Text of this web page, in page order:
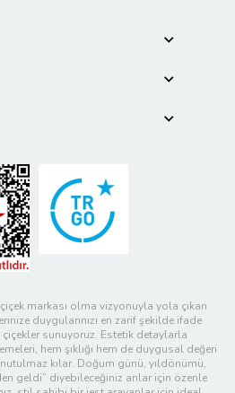
markası olma vizyonuyla yola çıkan
duygularınızı en zarif şekilde ifade
sunuyoruz. Estetik detaylarla
hem şıklığı hem de duygusal değeri
kılar. Doğum günü, yıldönümü,
geldi” diyebileceğiniz anlar için özenle